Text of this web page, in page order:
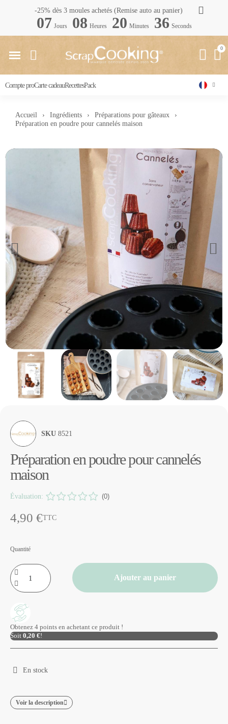
-25% dès 3 moules achetés (Remise auto au panier)
07 Jours 08 Heures 20 Minutes 35 Seconds
Compte proCarte cadeauRecettesPack
Accueil Ingrédients
Préparations pour gâteaux
Préparation en poudre pour cannelés maison
SKU 8521
Préparation en poudre pour cannelés
maison
Évaluation: (0)
4,90 €TTC
Quantité
Ajouter au panier
Obtenez 4 points en achetant ce produit !
Soit 0,20 €!
En stock
Voir la description